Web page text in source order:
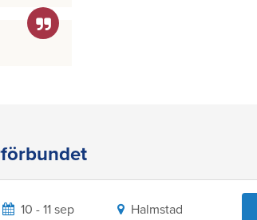
10 - 11 sep Halmstad